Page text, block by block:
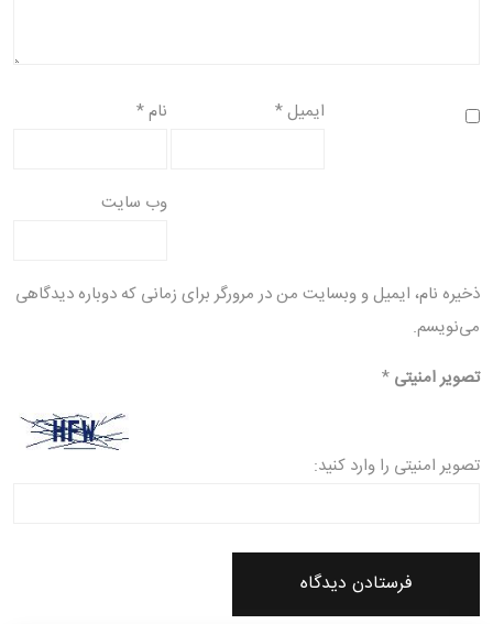
نام* ایمیل*
وب‌ سایت
ذخیره نام، ایمیل و وبسایت من در مرورگر برای زمانی که دوباره دیدگاهی
می‌نویسم.
تصویر امنیتی *
تصویر امنیتی را وارد کنید: